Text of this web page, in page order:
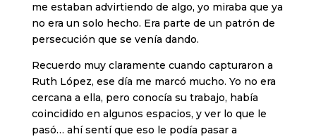
me estaban advirtiendo de algo, yo miraba que ya
no era un solo hecho. Era parte de un patrón de
persecución que se venía dando.
Recuerdo muy claramente cuando capturaron a
Ruth López, ese día me marcó mucho. Yo no era
cercana a ella, pero conocía su trabajo, había
coincidido en algunos espacios, y ver lo que le
pasó… ahí sentí que eso le podía pasar a